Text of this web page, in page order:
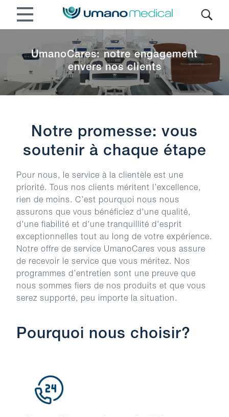
UmanoCares: notre engagement
envers nos clients
Notre promesse: vous
soutenir à chaque étape
Pour nous, le service à la clientèle est une
priorité. Tous nos clients méritent l’excellence,
rien de moins. C’est pourquoi nous nous
assurons que vous bénéficiez d'une qualité,
d'une fiabilité et d'une tranquillité d'esprit
exceptionnelles tout au long de votre expérience.
Notre offre de service UmanoCares vous assure
de recevoir le service que vous méritez. Nos
programmes d’entretien sont une preuve que
nous sommes fiers de nos produits et que vous
serez supporté, peu importe la situation.
Pourquoi nous choisir?